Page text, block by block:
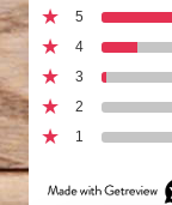
5
4
3
2
1